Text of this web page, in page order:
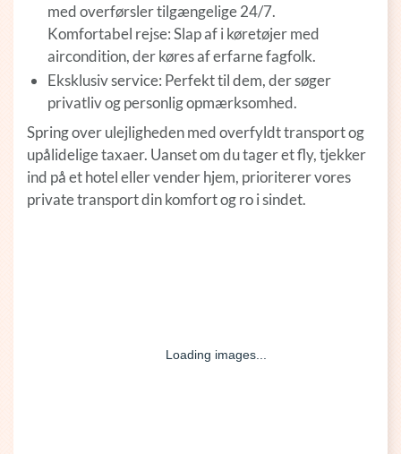
med overførsler tilgængelige 24/7.
Komfortabel rejse: Slap af i køretøjer med
aircondition, der køres af erfarne fagfolk.
Eksklusiv service: Perfekt til dem, der søger
privatliv og personlig opmærksomhed.
Spring over ulejligheden med overfyldt transport og
upålidelige taxaer. Uanset om du tager et fly, tjekker
ind på et hotel eller vender hjem, prioriterer vores
private transport din komfort og ro i sindet.